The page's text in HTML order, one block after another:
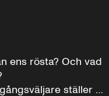
ens rösta? Och vad
ställer